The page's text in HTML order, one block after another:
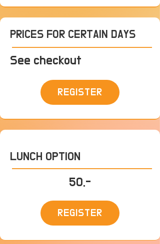
PRICES FOR CERTAIN DAYS
See checkout
REGISTER
LUNCH OPTION
50.-
REGISTER